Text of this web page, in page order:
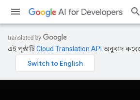
এই পৃষ্ঠাটিCloud Translation API অনুবাদ